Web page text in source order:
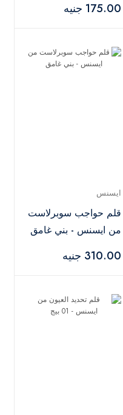
175.00 جنيه
ايسنس
قلم حواجب سوبرلاست
من ايسنس - بني غامق
310.00 جنيه